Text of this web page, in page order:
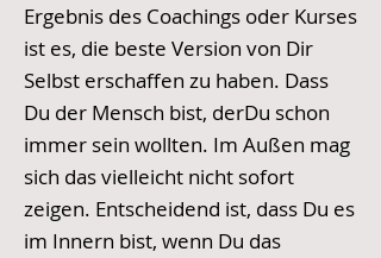
Ergebnis des Coachings oder Kurses
ist es, die beste Version von Dir
Selbst erschaffen zu haben. Dass
Du der Mensch bist, derDu schon
immer sein wollten. Im Außen mag
sich das vielleicht nicht sofort
zeigen. Entscheidend ist, dass Du es
im Innern bist, wenn Du das